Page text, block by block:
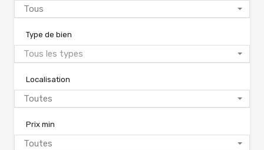
Tous
Type de bien
Tous les types
Localisation
Toutes
Prix min
Toutes